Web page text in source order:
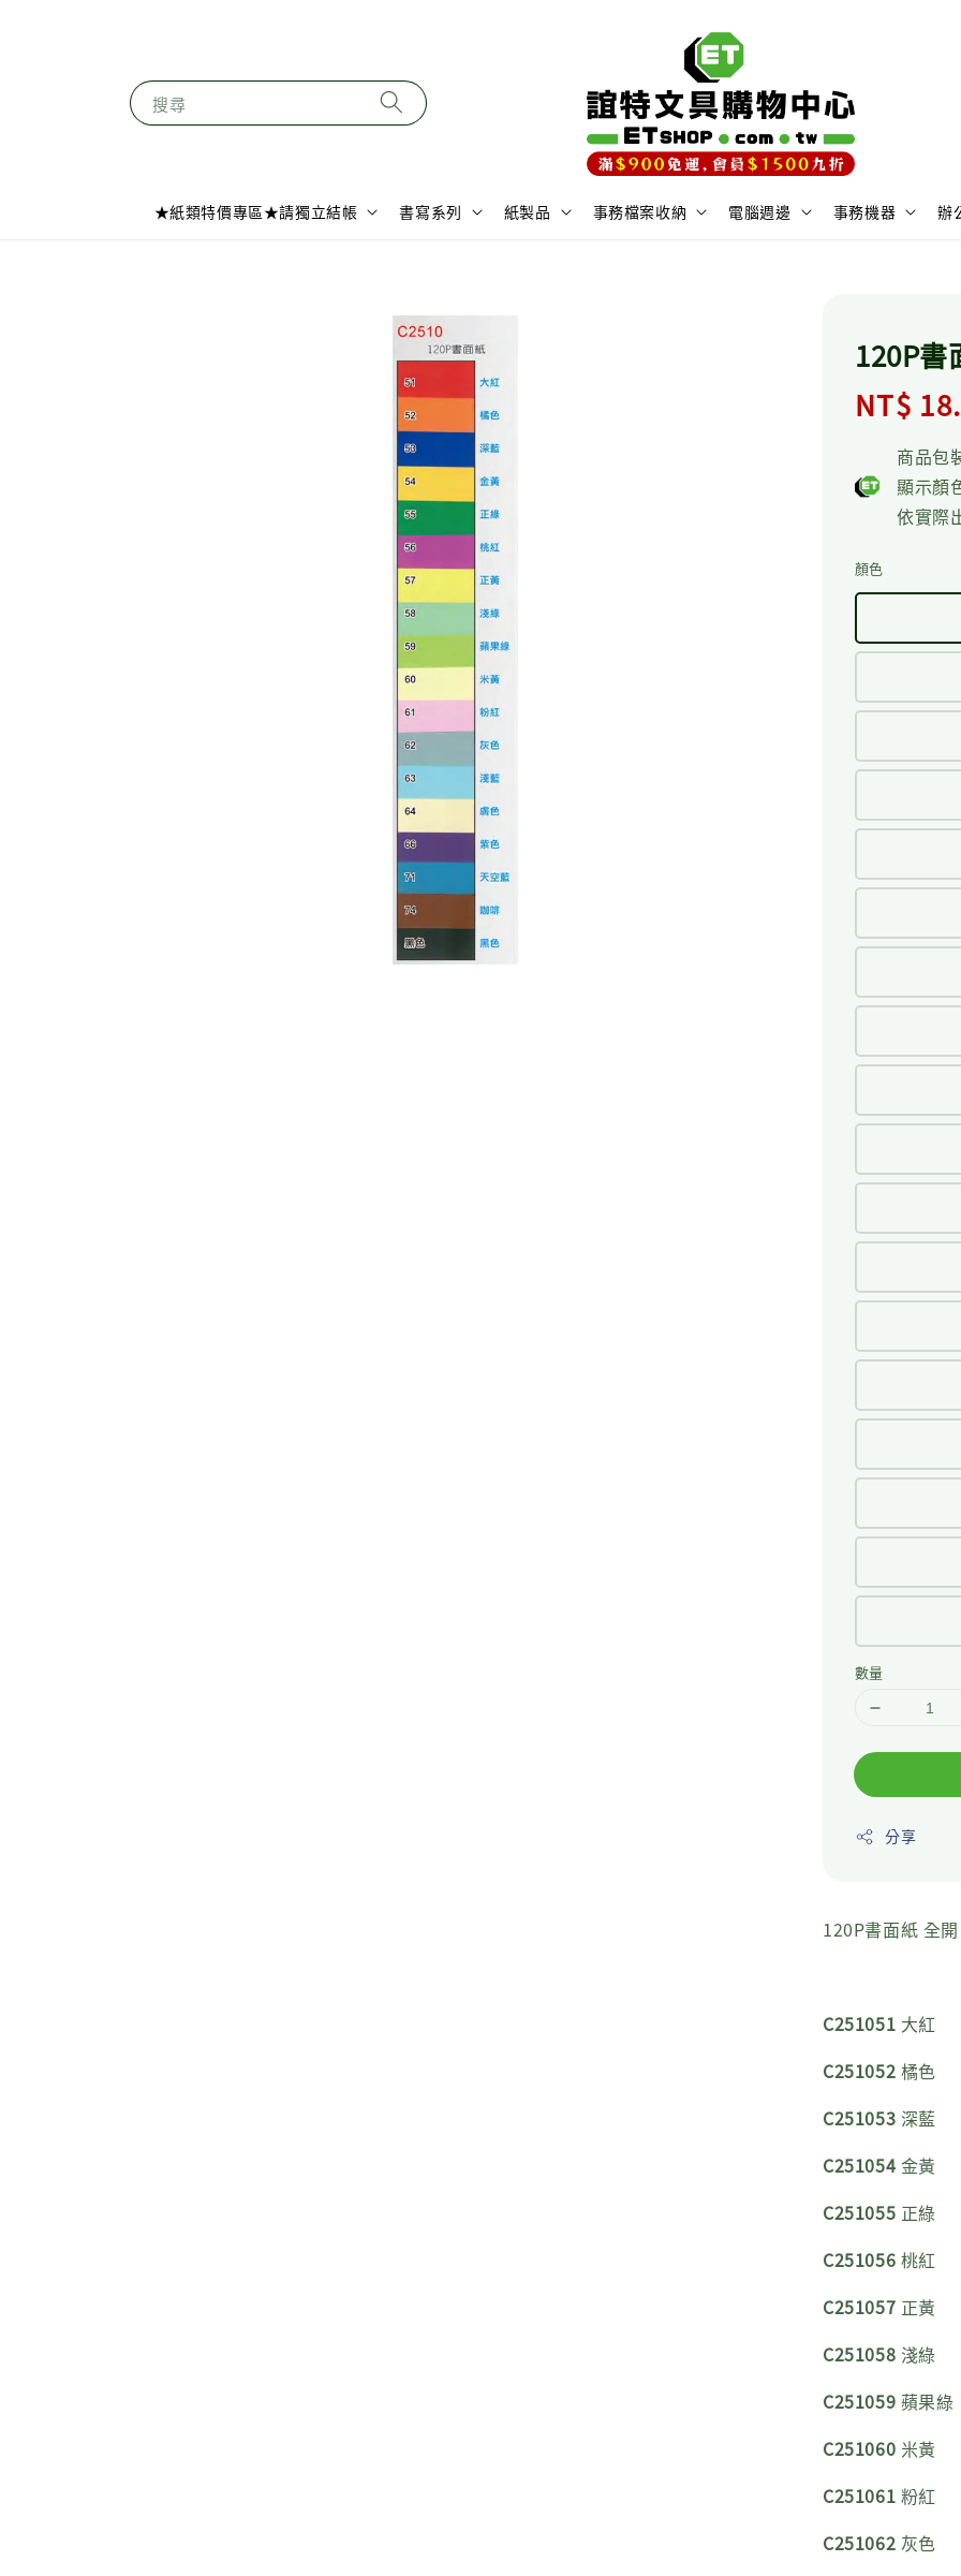
搜尋
★紙類特價專區★請獨立結帳 書寫系列 紙製品 事務檔案收納 電腦週邊 事務機器 辦
120P書
price
NT$
商品包
顯示顏
依實際
顏色
數量
分享
120P書面紙 全開
C251051 大紅
C251052 橘色
C251053 深藍
C251054 金黃
C251055 正綠
C251056 桃紅
C251057 正黃
C251058 淺綠
C251059 蘋果綠
C251060 米黃
C251061 粉紅
C251062 灰色